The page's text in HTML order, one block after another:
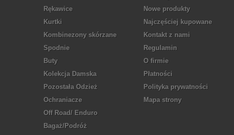
Rękawice
Kurtki
Kombinezony skórzane
Spodnie
Buty
Kolekcja Damska
Pozostała Odzież
Ochraniacze
Off Road/ Enduro
Bagaż/Podróż
Nowe produkty
Najczęściej kupowane
Kontakt z nami
Regulamin
O firmie
Płatności
Polityka prywatności
Mapa strony